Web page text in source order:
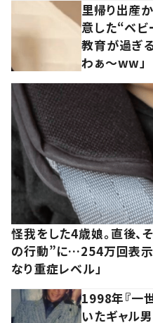
里帰り出産
意した“ベビ
教育が過ぎ
わぁ～ww」
怪我をした4歳娘。直後
の行動”に…254万回表示
なり重症レベル」
1998年『一
いたギャル